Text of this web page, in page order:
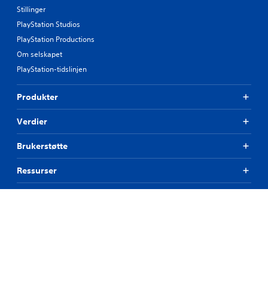
Stillinger
PlayStation Studios
PlayStation Productions
Om selskapet
PlayStation-tidslinjen
Produkter
Verdier
Brukerstøtte
Ressurser